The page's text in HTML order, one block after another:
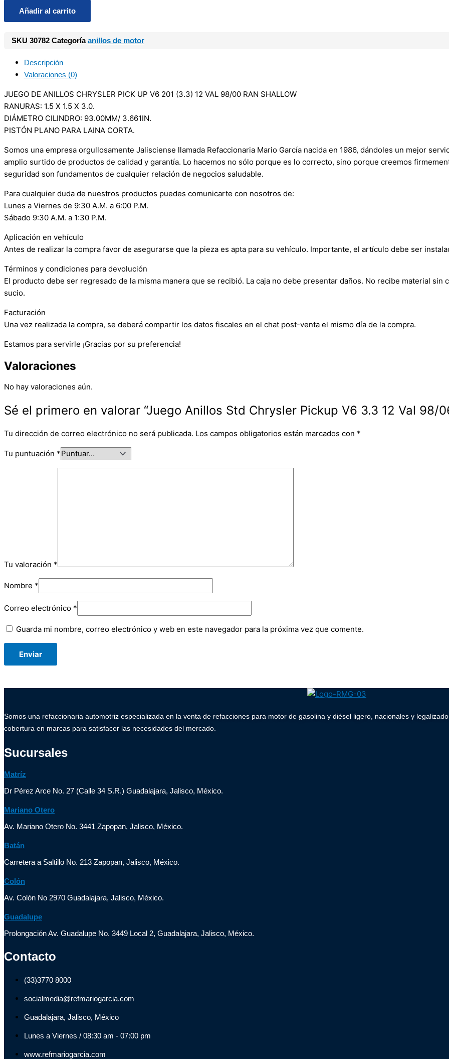
Añadir al carrito
SKU 30782 Categoría anillos de motor
Descripción
Valoraciones (0)
JUEGO DE ANILLOS CHRYSLER PICK UP V6 201 (3.3) 12 VAL 98/00 RAN SHALLOW
RANURAS: 1.5 X 1.5 X 3.0.
DIÁMETRO CILINDRO: 93.00MM/ 3.661IN.
PISTÓN PLANO PARA LAINA CORTA.
Somos una empresa orgullosamente Jalisciense llamada Refaccionaria Mario García nacida en 1986, dándoles un mejor
amplio surtido de productos de calidad y garantía. Lo hacemos no sólo porque es lo correcto, sino porque creemos
seguridad son fundamentos de cualquier relación de negocios saludable.
Para cualquier duda de nuestros productos puedes comunicarte con nosotros de:
Lunes a Viernes de 9:30 A.M. a 6:00 P.M.
Sábado 9:30 A.M. a 1:30 P.M.
Aplicación en vehículo
Antes de realizar la compra favor de asegurarse que la pieza es apta para su vehículo. Importante, el artículo debe ser
Términos y condiciones para devolución
El producto debe ser regresado de la misma manera que se recibió. La caja no debe presentar daños. No recibe material sin
sucio.
Facturación
Una vez realizada la compra, se deberá compartir los datos fiscales en el chat post-venta el mismo día de la compra.
Estamos para servirle ¡Gracias por su preferencia!
Valoraciones
No hay valoraciones aún.
Sé el primero en valorar “Juego Anillos Std Chrysler Pickup V6 3.3 12 Val 98/
Tu dirección de correo electrónico no será publicada. Los campos obligatorios están marcados con *
Tu puntuación *
Tu valoración *
Nombre *
Correo electrónico *
Guarda mi nombre, correo electrónico y web en este navegador para la próxima vez que comente.
Somos una refaccionaria automotriz especializada en la venta de refacciones para motor de gasolina y diésel ligero, nacionales y
cobertura en marcas para satisfacer las necesidades del mercado.
Sucursales
Matríz
Dr Pérez Arce No. 27 (Calle 34 S.R.) Guadalajara, Jalisco, México.
Mariano Otero
Av. Mariano Otero No. 3441 Zapopan, Jalisco, México.
Batán
Carretera a Saltillo No. 213 Zapopan, Jalisco, México.
Colón
Av. Colón No 2970 Guadalajara, Jalisco, México.
Guadalupe
Prolongación Av. Guadalupe No. 3449 Local 2, Guadalajara, Jalisco, México.
Contacto
(33)3770 8000
socialmedia@refmariogarcia.com
Guadalajara, Jalisco, México
Lunes a Viernes / 08:30 am - 07:00 pm
www.refmariogarcia.com